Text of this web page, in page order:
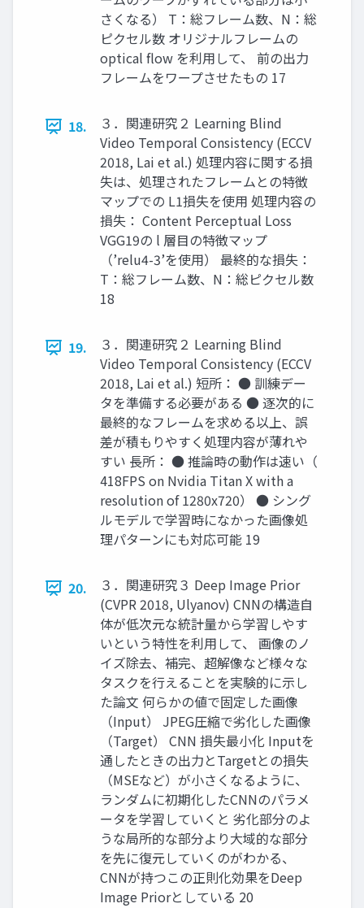
さくなる） T：総フレーム数、N：総
ピクセル数 オリジナルフレームの
optical flow を利用して、 前の出力
フレームをワープさせたもの 17
18.
３．関連研究２ Learning Blind
Video Temporal Consistency (ECCV
2018, Lai et al.) 処理内容に関する損
失は、処理されたフレームとの特徴
マップでの L1損失を使用 処理内容の
損失： Content Perceptual Loss
VGG19の l 層目の特徴マップ
（’relu4-3’を使用） 最終的な損失：
T：総フレーム数、N：総ピクセル数
18
19.
３．関連研究２ Learning Blind
Video Temporal Consistency (ECCV
2018, Lai et al.) 短所： ● 訓練デー
タを準備する必要がある ● 逐次的に
最終的なフレームを求める以上、誤
差が積もりやすく処理内容が薄れや
すい 長所： ● 推論時の動作は速い（
418FPS on Nvidia Titan X with a
resolution of 1280x720） ● シング
ルモデルで学習時になかった画像処
理パターンにも対応可能 19
20.
３．関連研究３ Deep Image Prior
(CVPR 2018, Ulyanov) CNNの構造自
体が低次元な統計量から学習しやす
いという特性を利用して、 画像のノ
イズ除去、補完、超解像など様々な
タスクを行えることを実験的に示し
た論文 何らかの値で固定した画像
（Input） JPEG圧縮で劣化した画像
（Target） CNN 損失最小化 Inputを
通したときの出力とTargetとの損失
（MSEなど）が小さくなるように、
ランダムに初期化したCNNのパラメ
ータを学習していくと 劣化部分のよ
うな局所的な部分より大域的な部分
を先に復元していくのがわかる、
CNNが持つこの正則化効果をDeep
Image Priorとしている 20